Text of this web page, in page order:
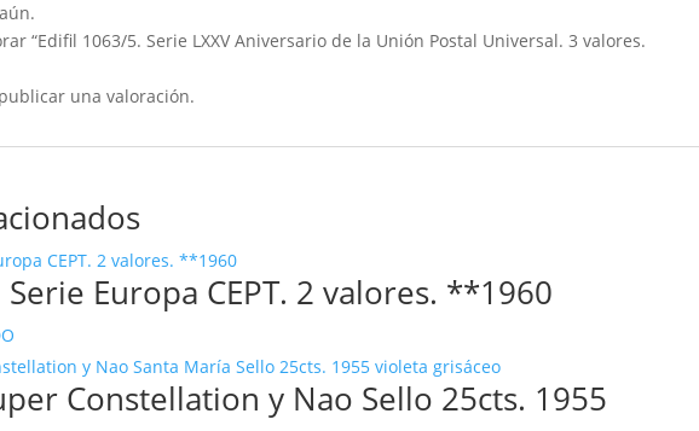
“Edifil 1063/5. Serie LXXV Aniversario de la Unión Postal Universal. 3 valores.
una valoración.
Europa CEPT. 2 valores. **1960
Constellation y Nao Sello 25cts. 1955